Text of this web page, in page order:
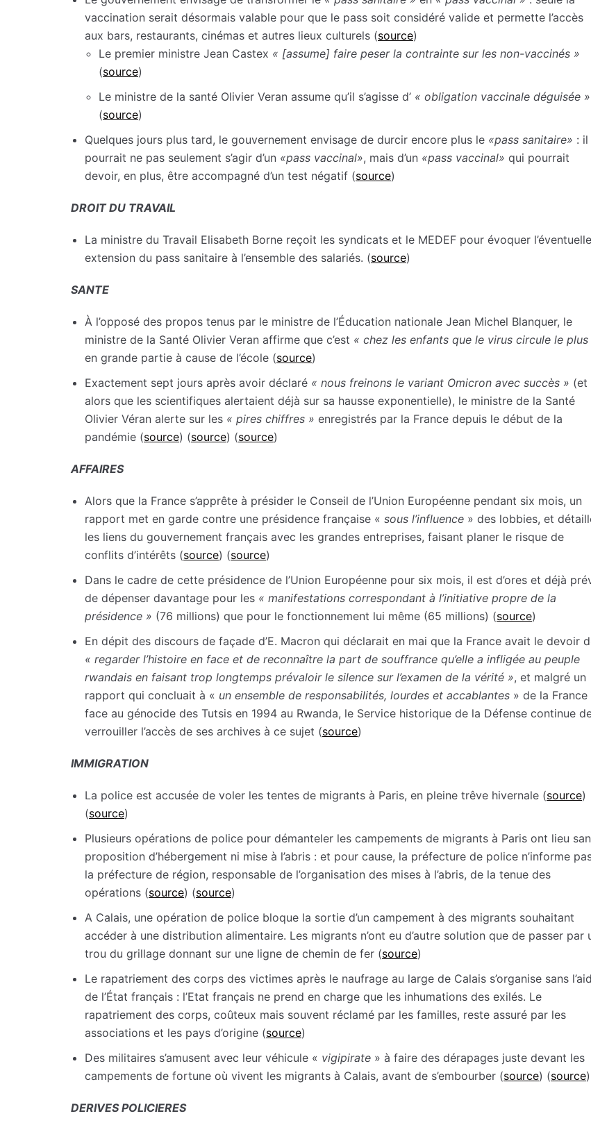
vaccination serait désormais valable pour que le pass soit considéré valide et permette l’accès
aux bars, restaurants, cinémas et autres lieux culturels (source)
Le premier ministre Jean Castex « [assume] faire peser la contrainte sur les non-vaccinés »
(source)
Le ministre de la santé Olivier Veran assume qu’il s’agisse d’ « obligation vaccinale déguisée »
(source)
Quelques jours plus tard, le gouvernement envisage de durcir encore plus le «pass sanitaire» : il
pourrait ne pas seulement s’agir d’un «pass vaccinal», mais d’un «pass vaccinal» qui pourrait
devoir, en plus, être accompagné d’un test négatif (source)
DROIT DU TRAVAIL
La ministre du Travail Elisabeth Borne reçoit les syndicats et le MEDEF pour évoquer l’éventuelle
extension du pass sanitaire à l’ensemble des salariés. (source)
SANTE
À l’opposé des propos tenus par le ministre de l’Éducation nationale Jean Michel Blanquer, le
ministre de la Santé Olivier Veran affirme que c’est « chez les enfants que le virus circule le plus
en grande partie à cause de l’école (source)
Exactement sept jours après avoir déclaré « nous freinons le variant Omicron avec succès » (et
alors que les scientifiques alertaient déjà sur sa hausse exponentielle), le ministre de la Santé
Olivier Véran alerte sur les « pires chiffres » enregistrés par la France depuis le début de la
pandémie (source) (source) (source)
AFFAIRES
Alors que la France s’apprête à présider le Conseil de l’Union Européenne pendant six mois, un
rapport met en garde contre une présidence française « sous l’influence » des lobbies, et
les liens du gouvernement français avec les grandes entreprises, faisant planer le risque de
conflits d’intérêts (source) (source)
Dans le cadre de cette présidence de l’Union Européenne pour six mois, il est d’ores et déjà
de dépenser davantage pour les « manifestations correspondant à l’initiative propre de la
présidence » (76 millions) que pour le fonctionnement lui même (65 millions) (source)
En dépit des discours de façade d’E. Macron qui déclarait en mai que la France avait le devoir
« regarder l’histoire en face et de reconnaître la part de souffrance qu’elle a infligée au peuple
rwandais en faisant trop longtemps prévaloir le silence sur l’examen de la vérité », et malgré un
rapport qui concluait à « un ensemble de responsabilités, lourdes et accablantes » de la France
face au génocide des Tutsis en 1994 au Rwanda, le Service historique de la Défense continue
verrouiller l’accès de ses archives à ce sujet (source)
IMMIGRATION
La police est accusée de voler les tentes de migrants à Paris, en pleine trêve hivernale (source)
(source)
Plusieurs opérations de police pour démanteler les campements de migrants à Paris ont lieu
proposition d’hébergement ni mise à l’abris : et pour cause, la préfecture de police n’informe
la préfecture de région, responsable de l’organisation des mises à l’abris, de la tenue des
opérations (source) (source)
A Calais, une opération de police bloque la sortie d’un campement à des migrants souhaitant
accéder à une distribution alimentaire. Les migrants n’ont eu d’autre solution que de passer par
trou du grillage donnant sur une ligne de chemin de fer (source)
Le rapatriement des corps des victimes après le naufrage au large de Calais s’organise sans
de l’État français : l’Etat français ne prend en charge que les inhumations des exilés. Le
rapatriement des corps, coûteux mais souvent réclamé par les familles, reste assuré par les
associations et les pays d’origine (source)
Des militaires s’amusent avec leur véhicule « vigipirate » à faire des dérapages juste devant les
campements de fortune où vivent les migrants à Calais, avant de s’embourber (source) (source)
DERIVES POLICIERES